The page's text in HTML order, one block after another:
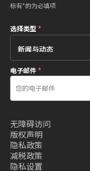
标有*的为必填项
选择类型*
电子邮件*
无障碍访问
版权声明
隐私政策
减税政策
隐私设置